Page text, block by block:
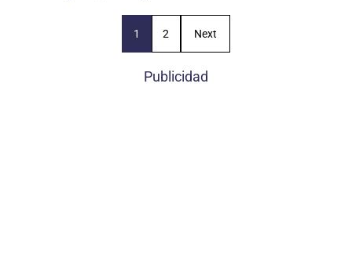
1 2 Next
Publicidad